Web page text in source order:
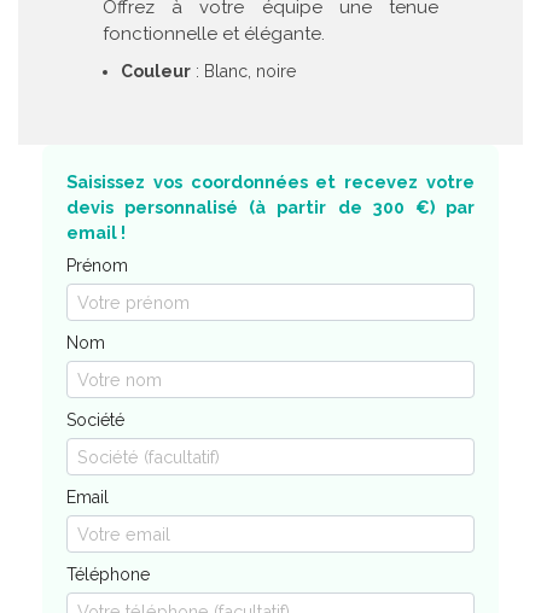
Offrez à votre équipe une tenue
fonctionnelle et élégante.
Couleur : Blanc, noire
Saisissez vos coordonnées et recevez votre
devis personnalisé (à partir de 300 €) par
email !
Prénom
Nom
Société
Email
Téléphone